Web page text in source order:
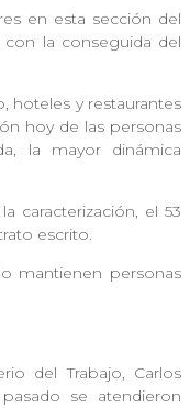
en esta sección del
la conseguida del
hoteles y restaurantes
hoy de las personas
la mayor dinámica
caracterización, el 53
escrito.
mantienen personas
del Trabajo, Carlos
se atendieron